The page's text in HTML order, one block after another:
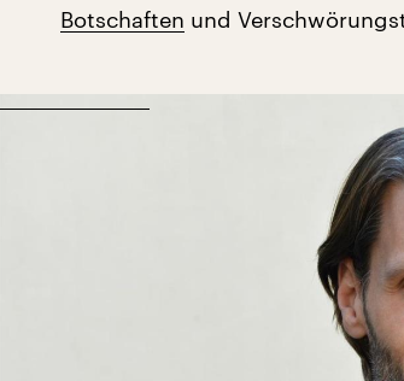
Botschaften und